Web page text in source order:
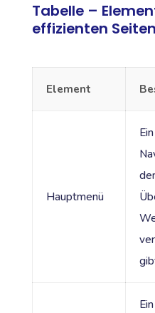
Tabelle –
effizienten
Element
Hauptmenü